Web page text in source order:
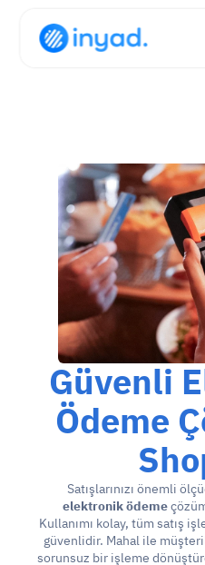
Güvenli
Ödeme
elektronik ödeme
Kullanımı kolay, tüm satış
güvenlidir. Mahal ile